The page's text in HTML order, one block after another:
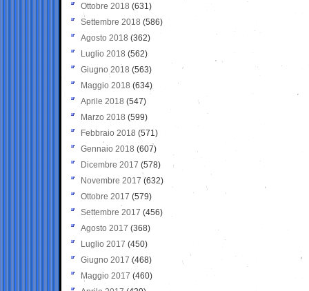
Ottobre 2018 (631)
Settembre 2018 (586)
Agosto 2018 (362)
Luglio 2018 (562)
Giugno 2018 (563)
Maggio 2018 (634)
Aprile 2018 (547)
Marzo 2018 (599)
Febbraio 2018 (571)
Gennaio 2018 (607)
Dicembre 2017 (578)
Novembre 2017 (632)
Ottobre 2017 (579)
Settembre 2017 (456)
Agosto 2017 (368)
Luglio 2017 (450)
Giugno 2017 (468)
Maggio 2017 (460)